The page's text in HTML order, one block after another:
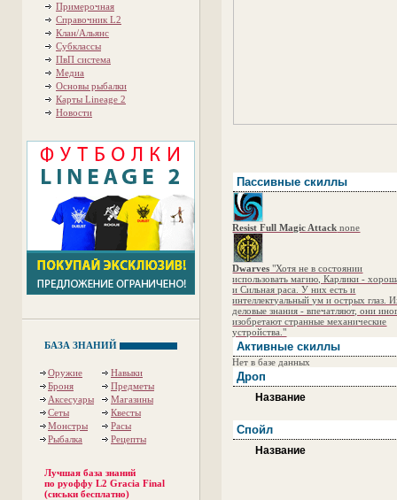
Примерочная
Справочник L2
Клан/Альянс
Субклассы
ПвП система
Медиа
Основы рыбалки
Карты Lineage 2
Новости
БАЗА ЗНАНИЙ
Оружие
Навыки
Броня
Предметы
Аксесуары
Магазины
Сеты
Квесты
Монстры
Расы
Рыбалка
Рецепты
Лучшая база знаний
по руоффу L2 Gracia Final
(сиськи бесплатно)
Пассивные скиллы
Resist Full Magic Attack none
Dwarves "Хотя не в состоянии
использовать магию, Карлики -
и Сильная раса. У них есть и
интеллектуальный ум и острых глаз.
деловые знания - впечатляют, они
изобретают странные механические
устройства."
Активные скиллы
Нет в базе данных
Дроп
Название
Спойл
Название